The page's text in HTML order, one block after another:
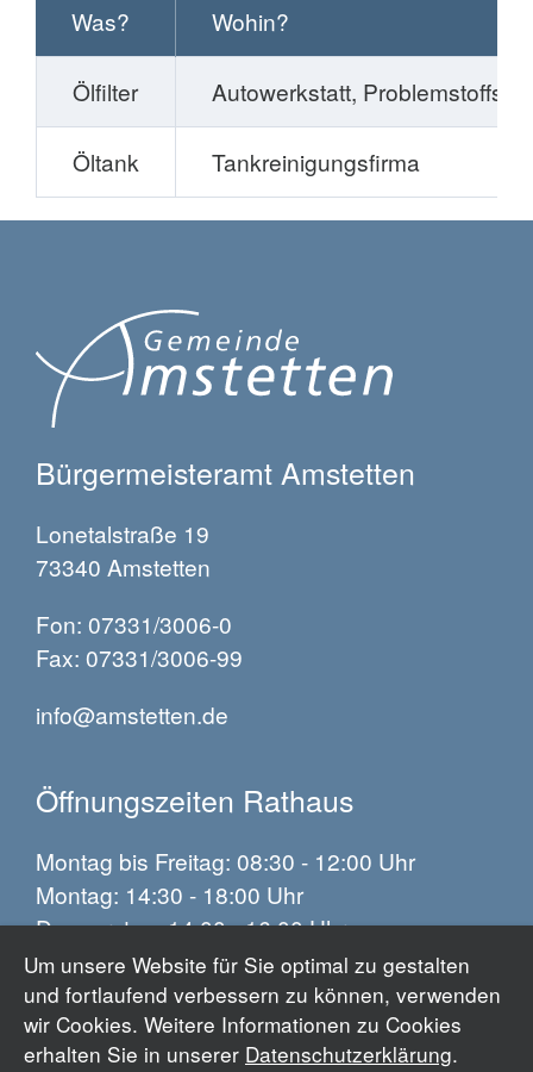
Um unsere Website für Sie optimal zu gestalten
und fortlaufend verbessern zu können, verwenden
wir Cookies. Weitere Informationen zu Cookies
erhalten Sie in unserer Datenschutzerklärung.
Was? Wohin?
Ölfilter Autowerkstatt,
Öltank Tankreinigungsfirma
Bürgermeisteramt Amstetten
Lonetalstraße 19
73340 Amstetten
Fon: 07331/3006-0
Fax: 07331/3006-99
info@amstetten.de
Öffnungszeiten Rathaus
Montag bis Freitag: 08:30 - 12:00 Uhr
Montag: 14:30 - 18:00 Uhr
Donnerstag: 14:00 - 16:00 Uhr
Impressum
Datenschutz